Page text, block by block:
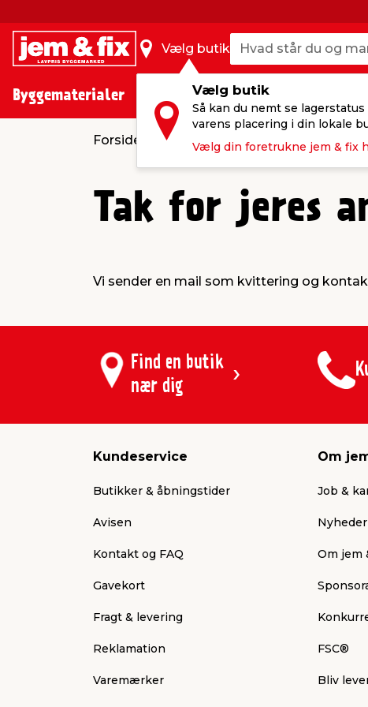
Vælg butik
Vælg butik
Så kan du nemt se lagerstatus
varens placering i din lokale
Vælg din foretrukne jem & fix
Hvad står du og
Hvad står du og
Byggematerialer Huset El
Forside Sponsorater I fixer, vi
Tak for jeres
Vi sender en mail som kvittering og
Find en butik
nær dig
Kundeservice
Butikker & åbningstider
Avisen
Kontakt og FAQ
Gavekort
Fragt & levering
Reklamation
Varemærker
Om
Job &
Om jem
FSC®
Bliv